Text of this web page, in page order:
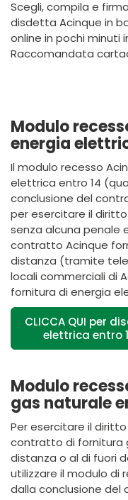
Scegli, compila e
disdetta Acinque in
online in pochi minuti
Raccomandata
Modulo
energia
Il modulo recesso
elettrica entro 14
conclusione del
per esercitare il
senza alcuna penale
contratto Acinque
distanza (tramite
locali commerciali di
fornitura di energia
CLICCA QUI per
elettrica entro
Modulo
gas naturale
Per esercitare il
contratto di fornitura
distanza o al di fuori
utilizzare il modulo di
dalla conclusione del